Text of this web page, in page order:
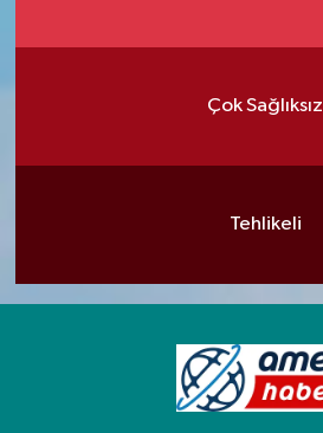
Çok Sağlıksız
Tehlikeli